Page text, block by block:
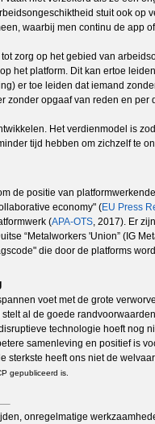
stuit ook
waarbij men continu de app
zorg op het gebied van
het platform. Dit kan ertoe
er toe leiden dat iemand
opgaaf van reden en
Het verdienmodel is
tijd hebben om zichzelf te
de positie van
economy" (EU Press
(APA-OTS, 2017). Er
“Metalworkers 'Union” (IG
die door de platforms
voet met de grote
al de goede
technologie hoeft
samenleving en positief is
heeft ons niet de
gepubliceerd is.
onregelmatige